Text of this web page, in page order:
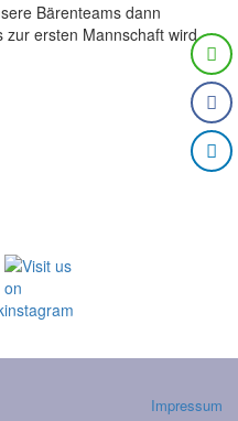
Bärenteams dann
zur ersten Mannschaft wird
Impressum